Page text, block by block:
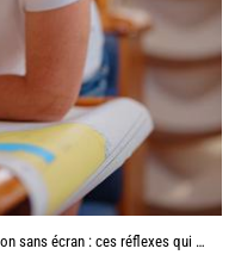
: ces réflexes qui peuvent sauver une traversée